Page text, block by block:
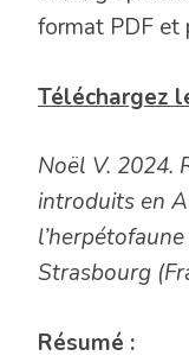
format PDF et
Téléchargez
Noël V. 2024.
introduits en
l’herpétofaune
Strasbourg
Résumé :